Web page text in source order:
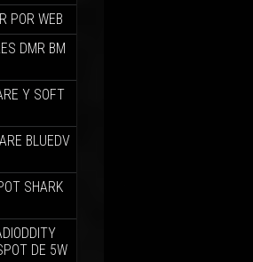
POR WEB
DMR BM
Y SOFT
BLUEDV
SHARK
DE 5W